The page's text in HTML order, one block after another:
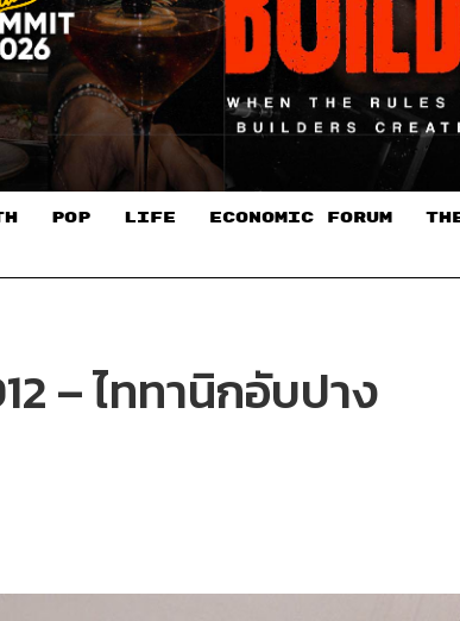
POP LIFE ECONOMIC FORUM
– ไททานิกอับปาง